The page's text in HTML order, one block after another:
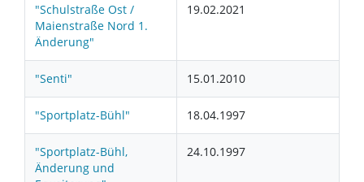
"Schulstraße Ost /
Maienstraße Nord 1.
Änderung"
19.02.2021
"Senti" 15.01.2010
"Sportplatz-Bühl" 18.04.1997
"Sportplatz-Bühl,
Änderung und
24.10.1997